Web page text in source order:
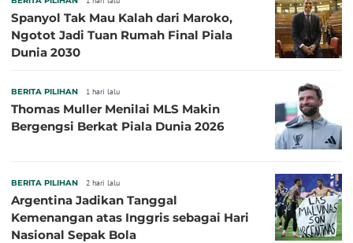
Spanyol Tak Mau Kalah dari Maroko,
Ngotot Jadi Tuan Rumah Final Piala
Dunia 2030
BERITA PILIHAN 1 hari lalu
Thomas Muller Menilai MLS Makin
Bergengsi Berkat Piala Dunia 2026
BERITA PILIHAN 2 hari lalu
Argentina Jadikan Tanggal
Kemenangan atas Inggris sebagai Hari
Nasional Sepak Bola